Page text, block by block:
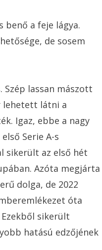
a feje lágya.
de sosem
Szép lassan mászott
lehetett látni a
Igaz, ebbe a nagy
Serie A-s
sikerült az első hét
Azóta megjárta
dolga, de 2022
óta
sikerült
hatású edzőjének